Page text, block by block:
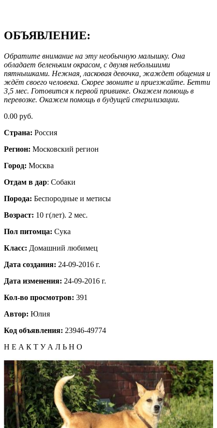
ОБЪЯВЛЕНИЕ:
Обратите внимание на эту необычную малышку. Она
обладает беленьким окрасом, с двумя небольшими
пятнышками. Нежная, ласковая девочка, жаждет общения и
ждёт своего человека. Скорее звоните и приезжайте. Бетти
3,5 мес. Готовится к первой прививке. Окажем помощь в
перевозке. Окажем помощь в будущей стерилизации.
0.00 руб.
Страна: Россия
Регион: Московский регион
Город: Москва
Отдам в дар: Собаки
Порода: Бeспородные и метисы
Возраст: 10 г(лет). 2 мес.
Пол питомца: Сука
Класс: Домашний любимец
Дата создания: 24-09-2016 г.
Дата изменения: 24-09-2016 г.
Кол-во просмотров: 391
Автор: Юлия
Код объявления: 23946-49774
Н Е А К Т У А Л Ь Н О